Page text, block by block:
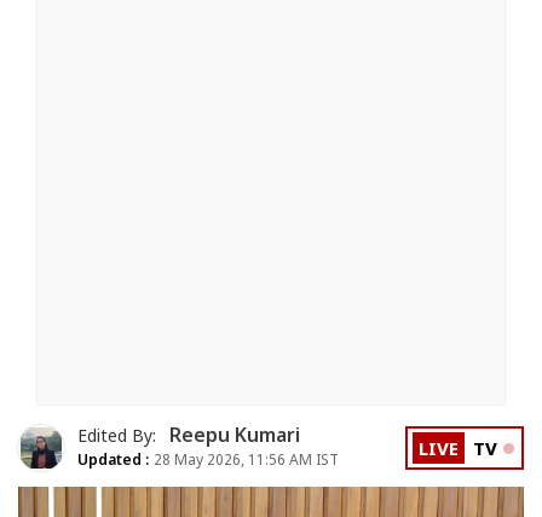
Edited By: Reepu Kumari
Updated : 28 May 2026, 11:56 AM IST LIVE TV